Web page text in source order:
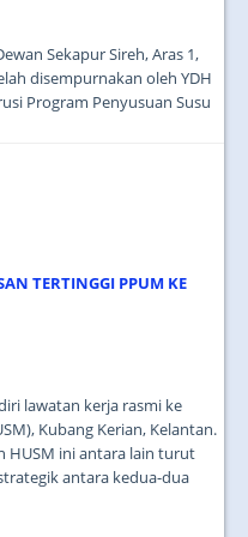
Sekapur Sireh, Aras 1,
disempurnakan oleh YDH
Program Penyusuan Susu
TERTINGGI PPUM KE
lawatan kerja rasmi ke
Kubang Kerian, Kelantan.
HUSM ini antara lain turut
antara kedua-dua